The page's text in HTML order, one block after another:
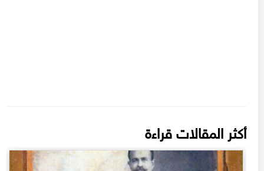
أكثر المقالات قراءة